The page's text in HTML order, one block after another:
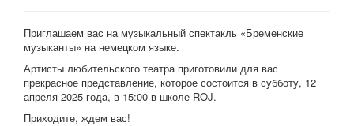
Приглашаем вас на музыкальный спектакль «Бременские
музыканты» на немецком языке.
Артисты любительского театра приготовили для вас
прекрасное представление, которое состоится в субботу, 12
апреля 2025 года, в 15:00 в школе ROJ.
Приходите, ждем вас!